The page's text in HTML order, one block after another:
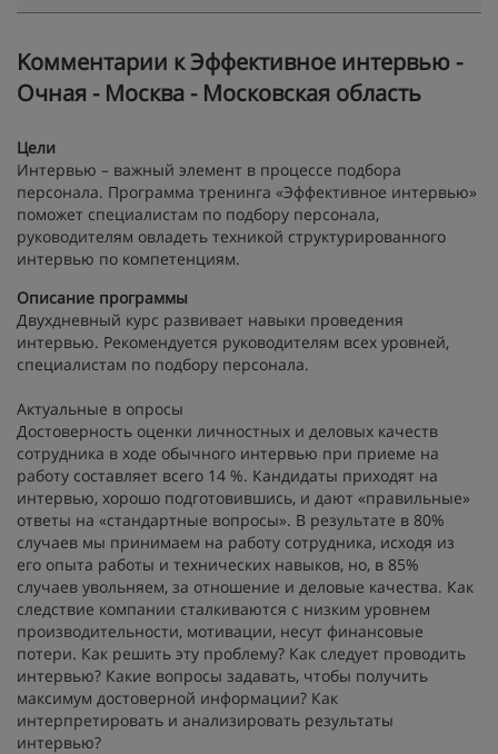
Kомментарии к Эффективное интервью -
Очная - Москва - Московская область
Цели
Интервью – важный элемент в процессе подбора
персонала. Программа тренинга «Эффективное интервью»
поможет специалистам по подбору персонала,
руководителям овладеть техникой структурированного
интервью по компетенциям.
Описание программы
Двухдневный курс развивает навыки проведения
интервью. Рекомендуется руководителям всех уровней,
специалистам по подбору персонала.
Актуальные в опросы
Достоверность оценки личностных и деловых качеств
сотрудника в ходе обычного интервью при приеме на
работу составляет всего 14 %. Кандидаты приходят на
интервью, хорошо подготовившись, и дают «правильные»
ответы на «стандартные вопросы». В результате в 80%
случаев мы принимаем на работу сотрудника, исходя из
его опыта работы и технических навыков, но, в 85%
случаев увольняем, за отношение и деловые качества. Как
следствие компании сталкиваются с низким уровнем
производительности, мотивации, несут финансовые
потери. Как решить эту проблему? Как следует проводить
интервью? Какие вопросы задавать, чтобы получить
максимум достоверной информации? Как
интерпретировать и анализировать результаты
интервью?